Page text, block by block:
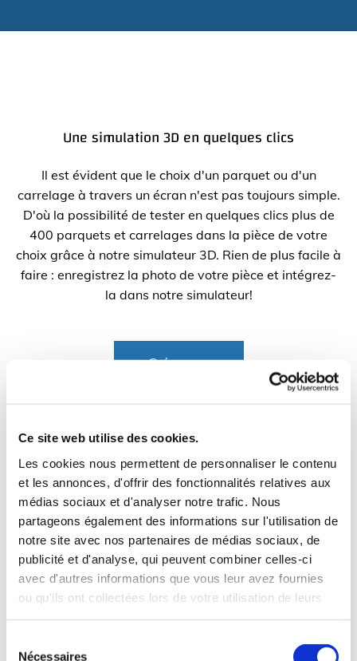
Ce site web utilise des cookies.
Les cookies nous permettent de personnaliser le contenu
et les annonces, d'offrir des fonctionnalités relatives aux
médias sociaux et d'analyser notre trafic. Nous
partageons également des informations sur l'utilisation de
notre site avec nos partenaires de médias sociaux, de
publicité et d'analyse, qui peuvent combiner celles-ci
avec d'autres informations que vous leur avez fournies
ou qu'ils ont collectées lors de votre utilisation de leurs
Nécessaires
Une simulation 3D en quelques clics
Il est évident que le choix d'un parquet ou d'un
carrelage à travers un écran n'est pas toujours simple.
D'où la possibilité de tester en quelques clics plus de
400 parquets et carrelages dans la pièce de votre
choix grâce à notre simulateur 3D. Rien de plus facile à
faire : enregistrez la photo de votre pièce et intégrez-
la dans notre simulateur!
Créer mon
Gratuit
Une simulation en 3 étapes
Déposer la photo de votre pièce
photo et en la chargeant dans le simulateur. Vous avez